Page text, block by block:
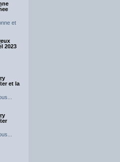
et
2023
et la